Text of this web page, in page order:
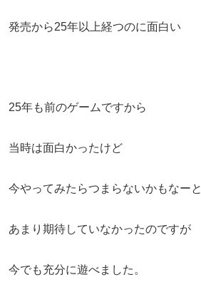
発売から25年以上経つのに面白い
25年も前のゲームですから
当時は面白かったけど
今やってみたらつまらないかもなーと
あまり期待していなかったのですが
今でも充分に遊べました。